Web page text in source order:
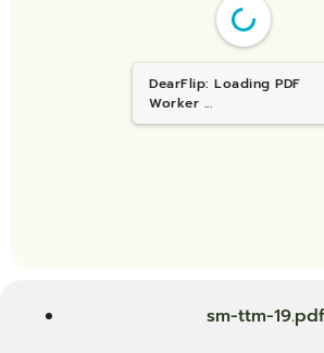
DearFlip: Loading PDF
Worker ...
sm-ttm-19.pdf